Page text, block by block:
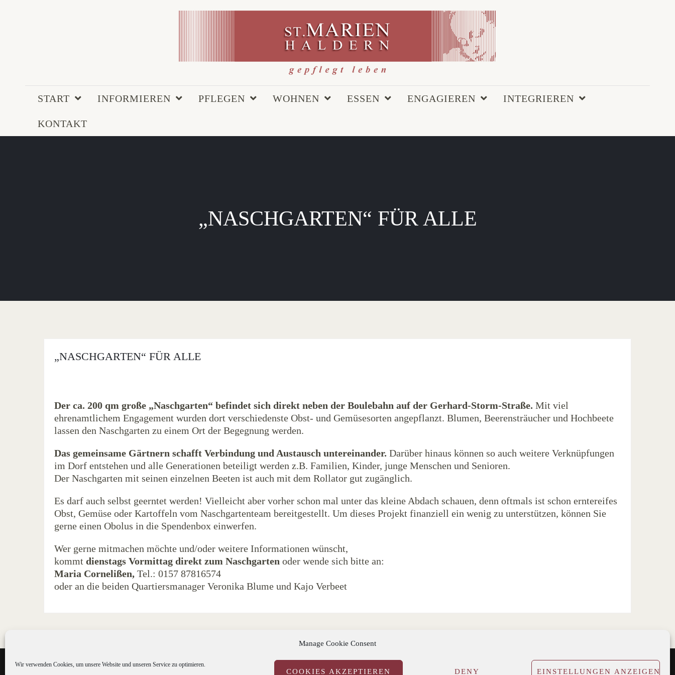
Manage Cookie Consent
Wir verwenden Cookies, um unsere Website und unseren Service zu optimieren.
COOKIES AKZEPTIEREN DENY EINSTELLUNGEN ANZEIGEN
START INFORMIEREN PFLEGEN WOHNEN ESSEN ENGAGIEREN INTEGRIEREN
KONTAKT
„NASCHGARTEN“ FÜR ALLE
„NASCHGARTEN“ FÜR ALLE
Der ca. 200 qm große „Naschgarten“ befindet sich direkt neben der Boulebahn auf der Gerhard-Storm-Straße. Mit viel
ehrenamtlichem Engagement wurden dort verschiedenste Obst- und Gemüsesorten angepflanzt. Blumen, Beerensträucher und Hochbeete
lassen den Naschgarten zu einem Ort der Begegnung werden.
Das gemeinsame Gärtnern schafft Verbindung und Austausch untereinander. Darüber hinaus können so auch weitere Verknüpfungen
im Dorf entstehen und alle Generationen beteiligt werden z.B. Familien, Kinder, junge Menschen und Senioren.
Der Naschgarten mit seinen einzelnen Beeten ist auch mit dem Rollator gut zugänglich.
Es darf auch selbst geerntet werden! Vielleicht aber vorher schon mal unter das kleine Abdach schauen, denn oftmals ist schon erntereifes
Obst, Gemüse oder Kartoffeln vom Naschgartenteam bereitgestellt. Um dieses Projekt finanziell ein wenig zu unterstützen, können Sie
gerne einen Obolus in die Spendenbox einwerfen.
Wer gerne mitmachen möchte und/oder weitere Informationen wünscht,
kommt dienstags Vormittag direkt zum Naschgarten oder wende sich bitte an:
Maria Cornelißen, Tel.: 0157 87816574
oder an die beiden Quartiersmanager Veronika Blume und Kajo Verbeet